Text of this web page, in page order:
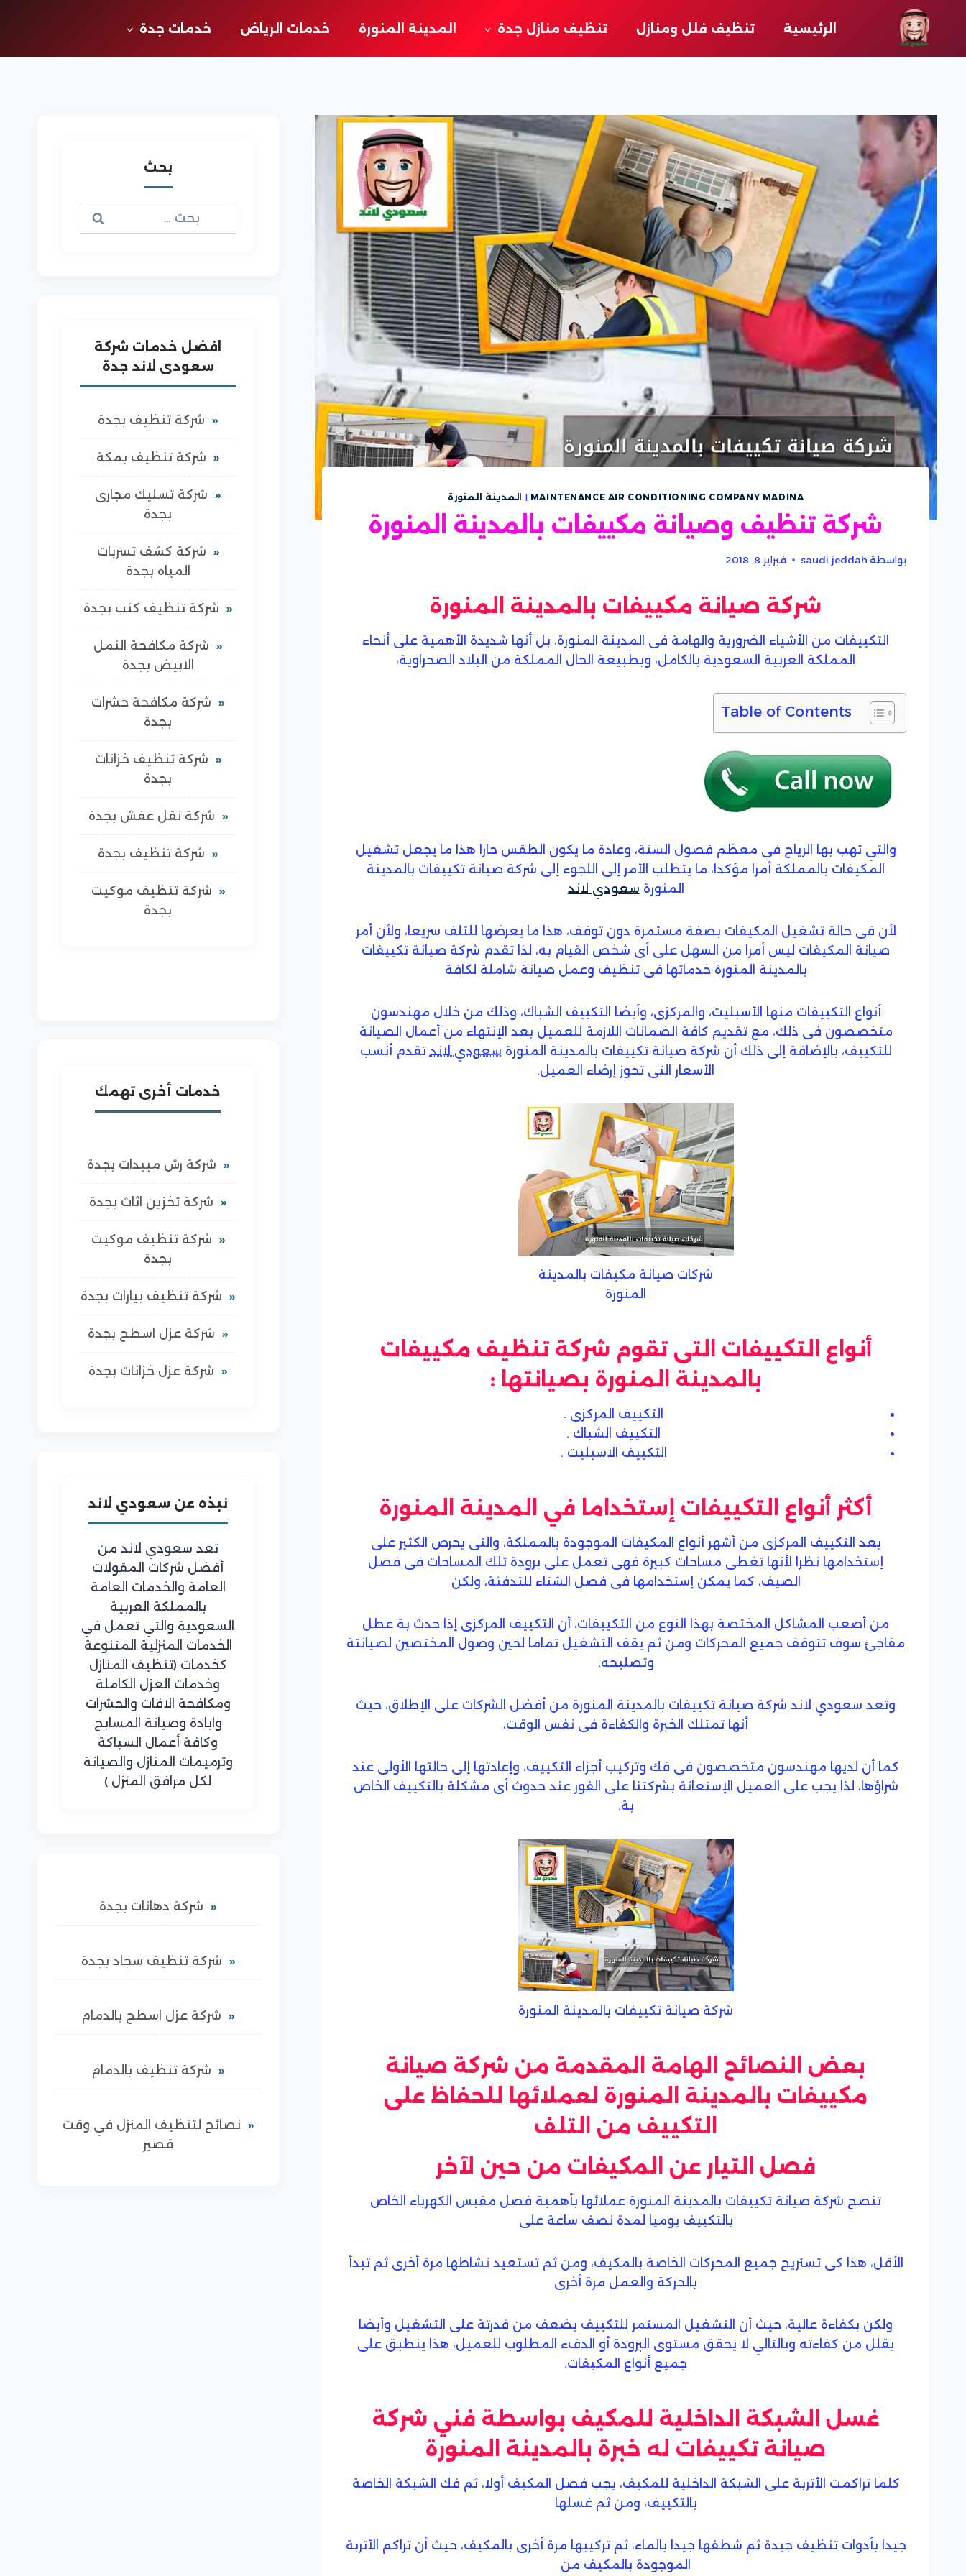
المحتوى
الرئيسية تنظيف فلل ومنازل تنظيف منازل جدة المدينة المنورة خدمات الرياض خدمات جدة
MAINTENANCE AIR CONDITIONING COMPANY MADINA
| المدينة المنورة
شركة تنظيف وصيانة مكييفات بالمدينة المنورة
بواسطة saudi jeddah فبراير 8, 2018
شركة صيانة مكييفات بالمدينة المنورة
التكييفات من الأشياء الضرورية والهامة فى المدينة المنورة، بل أنها شديدة الأهمية على أنحاء
المملكة العربية السعودية بالكامل، وبطبيعة الحال المملكة من البلاد الصحراوية،
Table of Contents
والتي تهب بها الرياح فى معظم فصول السنة، وعادة ما يكون الطقس حارا هذا ما يجعل تشغيل
المكيفات بالمملكة أمرا مؤكدا، ما يتطلب الأمر إلى اللجوء إلى شركة صيانة تكييفات بالمدينة
المنورة سعودي لاند
لأن فى حالة تشغيل المكيفات بصفة مستمرة دون توقف، هذا ما يعرضها للتلف سريعا، ولأن أمر
صيانة المكيفات ليس أمرا من السهل على أى شخص القيام به، لذا تقدم شركة صيانة تكييفات
بالمدينة المنورة خدماتها فى تنظيف وعمل صيانة شاملة لكافة
أنواع التكييفات منها الأسبليت، والمركزى، وأيضا التكييف الشباك، وذلك من خلال مهندسون
متخصصون فى ذلك، مع تقديم كافة الضمانات اللازمة للعميل بعد الإنتهاء من أعمال الصيانة
للتكييف، بالإضافة إلى ذلك أن شركة صيانة تكييفات بالمدينة المنورة سعودي لاند تقدم أنسب
الأسعار التى تحوز إرضاء العميل.
شركات صيانة مكيفات بالمدينة
المنورة
أنواع التكييفات التى تقوم شركة تنظيف مكييفات
بالمدينة المنورة بصيانتها :
التكييف المركزى .
التكييف الشباك .
التكييف الاسبليت .
أكثر أنواع التكييفات إستخداما في المدينة المنورة
يعد التكييف المركزى من أشهر أنواع المكيفات الموجودة بالمملكة، والتى يحرص الكثير على
إستخدامها نظرا لأنها تغطى مساحات كبيرة فهى تعمل على برودة تلك المساحات فى فصل
الصيف، كما يمكن إستخدامها فى فصل الشتاء للتدفئة، ولكن
من أصعب المشاكل المختصة بهذا النوع من التكييفات، أن التكييف المركزى إذا حدث بة عطل
مفاجئ سوف تتوقف جميع المحركات ومن ثم يقف التشغيل تماما لحين وصول المختصين لصيانتة
وتصليحه.
وتعد سعودي لاند شركة صيانة تكييفات بالمدينة المنورة من أفضل الشركات على الإطلاق، حيث
أنها تمتلك الخبرة والكفاءة فى نفس الوقت،
كما أن لديها مهندسون متخصصون فى فك وتركيب أجزاء التكييف، وإعادتها إلى حالتها الأولى عند
شراؤها، لذا يجب على العميل الإستعانة بشركتنا على الفور عند حدوث أى مشكلة بالتكييف الخاص
بة.
شركة صيانة تكييفات بالمدينة المنورة
بعض النصائح الهامة المقدمة من شركة صيانة
مكييفات بالمدينة المنورة لعملائها للحفاظ على
التكييف من التلف
فصل التيار عن المكيفات من حين لآخر
تنصح شركة صيانة تكييفات بالمدينة المنورة عملائها بأهمية فصل مقبس الكهرباء الخاص
بالتكييف يوميا لمدة نصف ساعة على
الأقل، هذا كى تستريح جميع المحركات الخاصة بالمكيف، ومن ثم تستعيد نشاطها مرة أخرى ثم تبدأ
بالحركة والعمل مرة أخرى
ولكن بكفاءة عالية، حيث أن التشغيل المستمر للتكييف يضعف من قدرتة على التشغيل وأيضا
يقلل من كفاءته وبالتالي لا يحقق مستوى البرودة أو الدفء المطلوب للعميل، هذا ينطبق على
جميع أنواع المكيفات.
غسل الشبكة الداخلية للمكيف بواسطة فني شركة
صيانة تكييفات له خبرة بالمدينة المنورة
كلما تراكمت الأتربة على الشبكة الداخلية للمكيف، يجب فصل المكيف أولا، ثم فك الشبكة الخاصة
بالتكييف، ومن ثم غسلها
جيدا بأدوات تنظيف جيدة ثم شطفها جيدا بالماء، ثم تركيبها مرة أخرى بالمكيف، حيث أن تراكم الأتربة
الموجودة بالمكيف من
بحث
عن:
افضل خدمات شركة
سعودى لاند جدة
شركة تنظيف بجدة
شركة تنظيف بمكة
شركة تسليك مجارى
بجدة
شركة كشف تسربات
المياه بجدة
شركة تنظيف كنب بجدة
شركة مكافحة النمل
الابيض بجدة
شركة مكافحة حشرات
بجدة
شركة تنظيف خزانات
بجدة
شركة نقل عفش بجدة
شركة تنظيف بجدة
شركة تنظيف موكيت
بجدة
خدمات أخرى تهمك
شركة رش مبيدات بجدة
شركة تخزين اثاث بجدة
شركة تنظيف موكيت
بجدة
شركة تنظيف بيارات بجدة
شركة عزل اسطح بجدة
شركة عزل خزانات بجدة
نبذه عن سعودي لاند
تعد سعودي لاند من
أفضل شركات المقولات
العامة والخدمات العامة
بالمملكة العربية
السعودية والتي تعمل في
الخدمات المنزلية المتنوعة
كخدمات (تنظيف المنازل
وخدمات العزل الكاملة
ومكافحة الافات والحشرات
وابادة وصيانة المسابح
وكافة أعمال السباكة
وترميمات المنازل والصيانة
لكل مرافق المنزل )
شركة دهانات بجدة
شركة تنظيف سجاد بجدة
شركة عزل اسطح بالدمام
شركة تنظيف بالدمام
نصائح لتنظيف المنزل في وقت
قصير